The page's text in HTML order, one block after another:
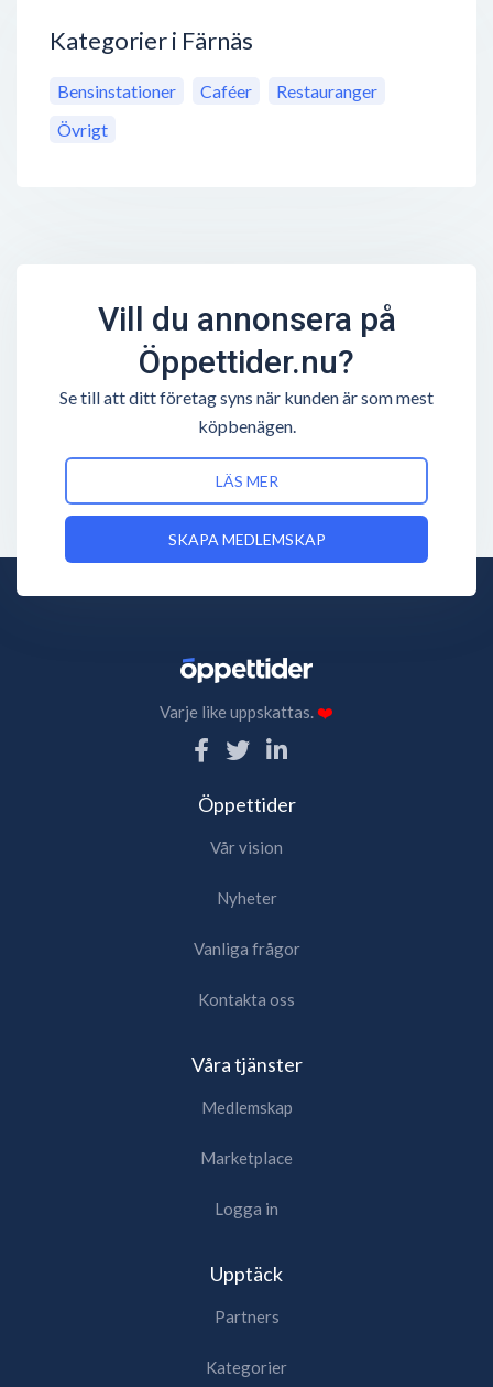
Kategorier i Färnäs
Bensinstationer Caféer
Restauranger
Övrigt
Vill du annonsera på
Öppettider.nu?
Se till att ditt företag syns när kunden är som mest
köpbenägen.
LÄS MER
SKAPA MEDLEMSKAP
Varje like uppskattas.❤️
Öppettider
Vår vision
Nyheter
Vanliga frågor
Kontakta oss
Våra tjänster
Medlemskap
Marketplace
Logga in
Upptäck
Partners
Kategorier